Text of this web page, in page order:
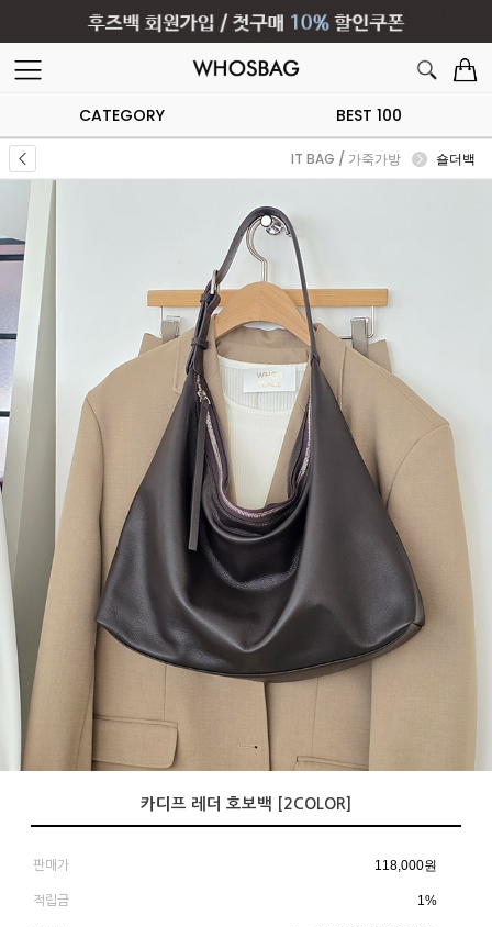
CATEGORY BEST 100
IT BAG / 가죽가방 숄더백
카디프 레더 호보백 [2COLOR]
판매가 118,000원
적립금 1%